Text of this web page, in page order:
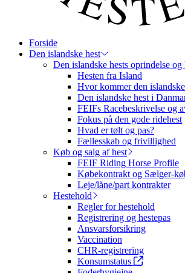
Forside
Den islandske hest
Den islandske hests oprindelse og
Hesten fra Island
Hvor kommer den
Den islandske hest i
FEIFs Racebeskrivelse og
Fokus på den gode ridehest
Hvad er tølt og pas?
Fællesskab og frivillighed
Køb og salg af hest
FEIF Riding Horse Profile
Købekontrakt og Sælger-
Leje/låne/part kontrakter
Hestehold
Regler for hestehold
Registrering og hestepas
Ansvarsforsikring
Vaccination
CHR-registrering
Konsumstatus